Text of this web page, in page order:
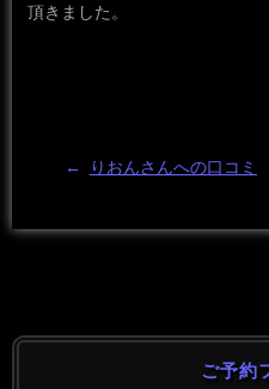
頂きました。
← りおんさんへの口コミ
ご予約